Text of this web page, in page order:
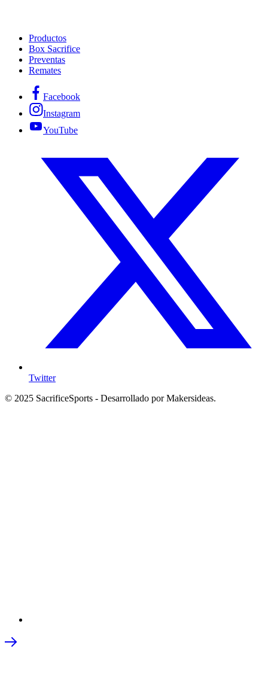
Productos
Box Sacrifice
Preventas
Remates
Facebook
Instagram
YouTube
Twitter
© 2025 SacrificeSports - Desarrollado por Makersideas.